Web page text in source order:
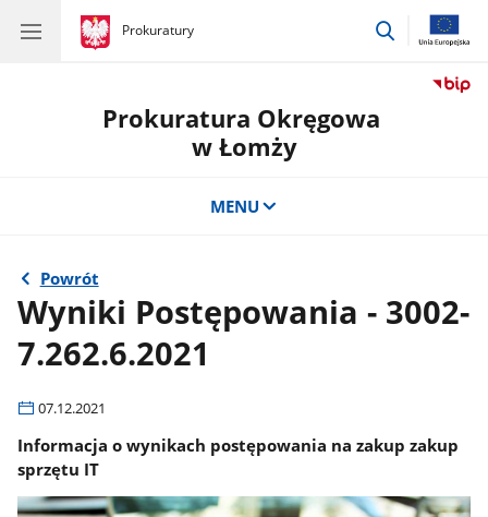
gov.pl
Prokuratury
gov.pl
Prokuratury
przejdź
Prokuratura Okręgowa
w Łomży
MENU
Powrót
Wyniki Postępowania - 3002-
7.262.6.2021
07.12.2021
Informacja o wynikach postępowania na zakup zakup
sprzętu IT